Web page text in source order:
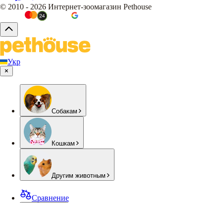
© 2010 - 2026 Интернет-зоомагазин Pethouse
Укр
Собакам
Кошкам
Другим животным
Сравнение